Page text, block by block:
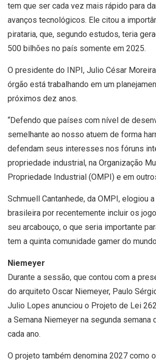
tem que ser cada vez mais rápido para
avanços tecnológicos. Ele citou a
pirataria, que, segundo estudos, teria
500 bilhões no país somente em 2025.
O presidente do INPI, Julio César
órgão está trabalhando em um
próximos dez anos.
“Defendo que países com nível de
semelhante ao nosso atuem de forma
defendam seus interesses nos fóruns
propriedade industrial, na Organização
Propriedade Industrial (OMPI) e em
Schmuell Cantanhede, da OMPI, elogiou
brasileira por recentemente incluir os
seu arcabouço, o que seria importante
tem a quinta comunidade gamer do
Niemeyer
Durante a sessão, que contou com a
do arquiteto Oscar Niemeyer, Paulo
Julio Lopes anunciou o Projeto de Lei
a Semana Niemeyer na segunda semana
cada ano.
O projeto também denomina 2027 como o